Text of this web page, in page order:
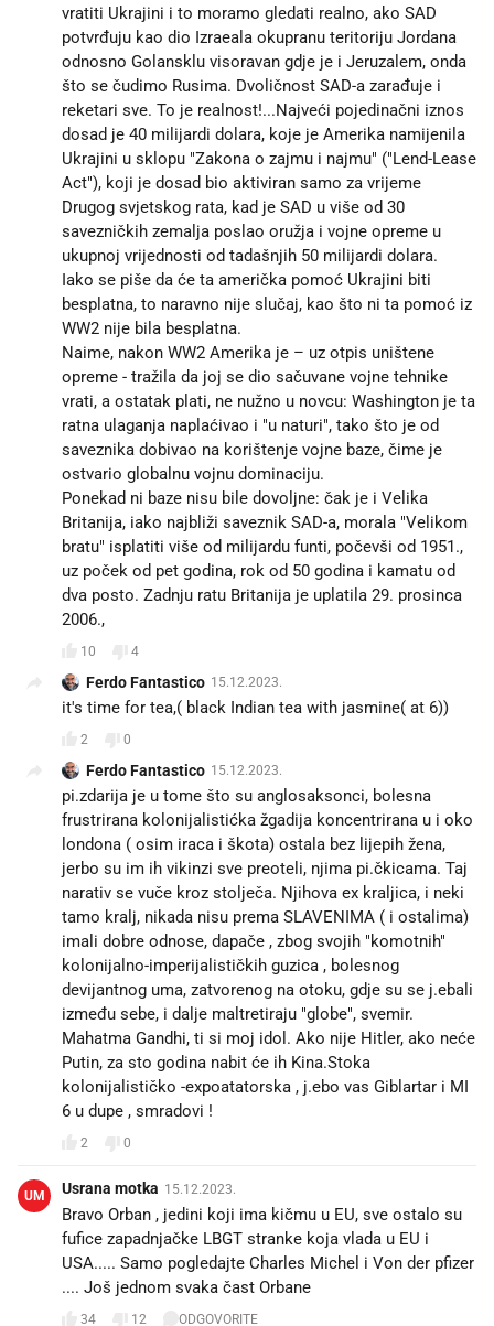
vratiti Ukrajini i to moramo gledati realno, ako SAD
potvrđuju kao dio Izraeala okupranu teritoriju Jordana
odnosno Golansklu visoravan gdje je i Jeruzalem, onda
što se čudimo Rusima. Dvoličnost SAD-a zarađuje i
reketari sve. To je realnost!...Najveći pojedinačni iznos
dosad je 40 milijardi dolara, koje je Amerika namijenila
Ukrajini u sklopu "Zakona o zajmu i najmu" ("Lend-Lease
Act"), koji je dosad bio aktiviran samo za vrijeme
Drugog svjetskog rata, kad je SAD u više od 30
savezničkih zemalja poslao oružja i vojne opreme u
ukupnoj vrijednosti od tadašnjih 50 milijardi dolara.
Iako se piše da će ta američka pomoć Ukrajini biti
besplatna, to naravno nije slučaj, kao što ni ta pomoć iz
WW2 nije bila besplatna.
Naime, nakon WW2 Amerika je – uz otpis uništene
opreme - tražila da joj se dio sačuvane vojne tehnike
vrati, a ostatak plati, ne nužno u novcu: Washington je ta
ratna ulaganja naplaćivao i "u naturi", tako što je od
saveznika dobivao na korištenje vojne baze, čime je
ostvario globalnu vojnu dominaciju.
Ponekad ni baze nisu bile dovoljne: čak je i Velika
Britanija, iako najbliži saveznik SAD-a, morala "Velikom
bratu" isplatiti više od milijardu funti, počevši od 1951.,
uz poček od pet godina, rok od 50 godina i kamatu od
dva posto. Zadnju ratu Britanija je uplatila 29. prosinca
2006.,
10 4
Ferdo Fantastico 15.12.2023.
it's time for tea,( black Indian tea with jasmine( at 6))
2 0
Ferdo Fantastico 15.12.2023.
pi.zdarija je u tome što su anglosaksonci, bolesna
frustrirana kolonijalistićka žgadija koncentrirana u i oko
londona ( osim iraca i škota) ostala bez lijepih žena,
jerbo su im ih vikinzi sve preoteli, njima pi.čkicama. Taj
narativ se vuče kroz stolječa. Njihova ex kraljica, i neki
tamo kralj, nikada nisu prema SLAVENIMA ( i ostalima)
imali dobre odnose, dapače , zbog svojih "komotnih"
kolonijalno-imperijalističkih guzica , bolesnog
devijantnog uma, zatvorenog na otoku, gdje su se j.ebali
između sebe, i dalje maltretiraju "globe", svemir.
Mahatma Gandhi, ti si moj idol. Ako nije Hitler, ako neće
Putin, za sto godina nabit će ih Kina.Stoka
kolonijalističko -expoatatorska , j.ebo vas Giblartar i MI
6 u dupe , smradovi !
2 0
UM Usrana motka 15.12.2023.
Bravo Orban , jedini koji ima kičmu u EU, sve ostalo su
fufice zapadnjačke LBGT stranke koja vlada u EU i
USA..... Samo pogledajte Charles Michel i Von der pfizer
.... Još jednom svaka čast Orbane
34 12 ODGOVORITE